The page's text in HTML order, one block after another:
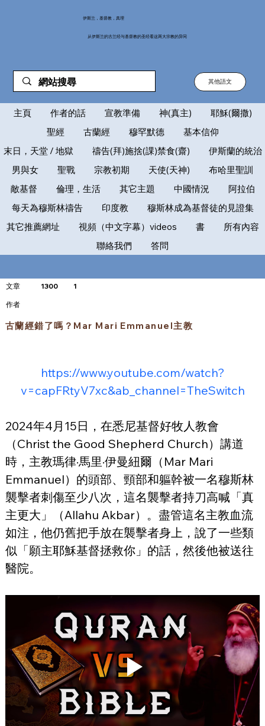
伊斯兰，基督教，真理
从伊斯兰的古兰经与基督教的圣经看这两大宗教的异同
其他語文
主頁 作者的話 宣教準備 神(真主)
耶穌(爾撒)
聖經
古蘭經 穆罕默德
基本信仰
末日，天堂 / 地獄
禱告(拜)施捨(課)禁食(齋)
伊斯蘭的統治
男與女
聖戰 宗教初期 天使(天神)
布哈里聖訓
敵基督
倫理，生活 其它主題 中國情況
阿拉伯
每天為穆斯林禱告
印度教
穆斯林成為基督徒的見證集
其它推薦網址
視頻（中文字幕）videos 書
所有內容
聯絡我們
答問
文章 1300 1
​作者
古蘭經錯了嗎？Mar Mari Emmanuel主教
https://www.youtube.com/watch?
v=capFRtyV7xc&ab_channel=TheSwitch
2024年4月15日，在悉尼基督好牧人教會
（Christ the Good Shepherd Church）講道
時，主教瑪律·馬里·伊曼紐爾（Mar Mari
Emmanuel）的頭部、頸部和軀幹被一名穆斯林
襲擊者刺傷至少八次，這名襲擊者持刀高喊「真
主更大」（Allahu Akbar）。盡管這名主教血流
如注，他仍舊把手放在襲擊者身上，說了一些類
似「願主耶穌基督拯救你」的話，然後他被送往
醫院。